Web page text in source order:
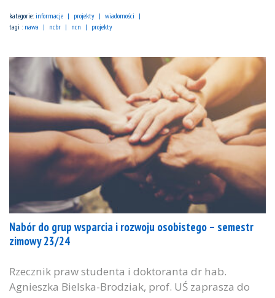
kategorie: informacje projekty
wiadomości
tagi : nawa ncbr ncn projekty
Nabór do grup wsparcia i rozwoju osobistego – semestr
zimowy 23/24
Rzecznik praw studenta i doktoranta dr hab.
Agnieszka Bielska-Brodziak, prof. UŚ zaprasza do